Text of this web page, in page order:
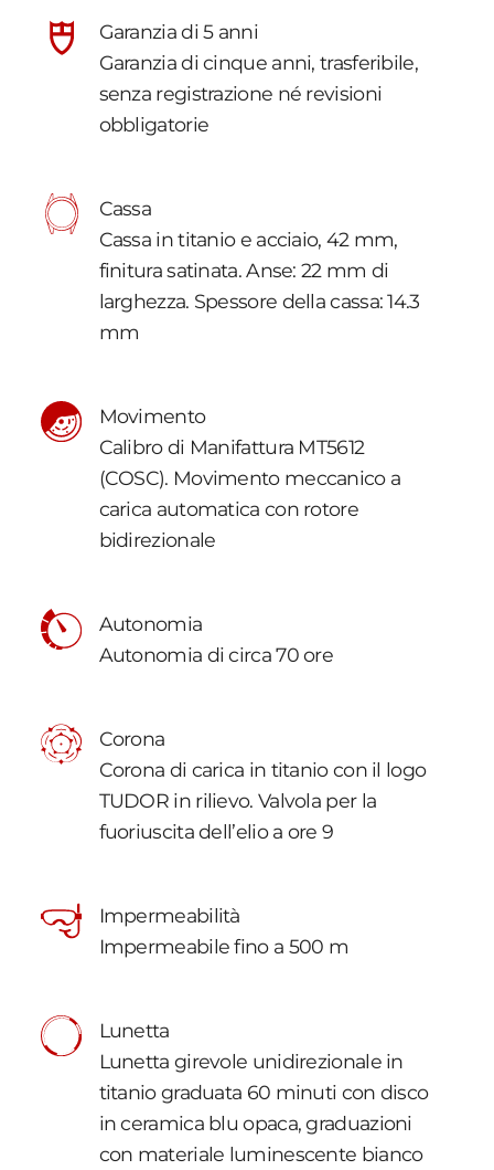
Garanzia di 5 anni
Garanzia di cinque anni, trasferibile,
senza registrazione né revisioni
obbligatorie
Cassa
Cassa in titanio e acciaio, 42 mm,
finitura satinata. Anse: 22 mm di
larghezza. Spessore della cassa: 14.3
mm
Movimento
Calibro di Manifattura MT5612
(COSC). Movimento meccanico a
carica automatica con rotore
bidirezionale
Autonomia
Autonomia di circa 70 ore
Corona
Corona di carica in titanio con il logo
TUDOR in rilievo. Valvola per la
fuoriuscita dell’elio a ore 9
Impermeabilità
Impermeabile fino a 500 m
Lunetta
Lunetta girevole unidirezionale in
titanio graduata 60 minuti con disco
in ceramica blu opaca, graduazioni
con materiale luminescente bianco